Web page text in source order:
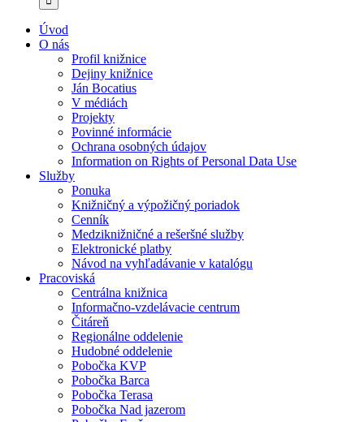
Úvod
O nás
Profil knižnice
Dejiny knižnice
Ján Bocatius
V médiách
Projekty
Povinné informácie
Ochrana osobných údajov
Information on Rights of Personal Data Use
Služby
Ponuka
Knižničný a výpožičný poriadok
Cenník
Medziknižničné a rešeršné služby
Elektronické platby
Návod na vyhľadávanie v katalógu
Pracoviská
Centrálna knižnica
Informačno-vzdelávacie centrum
Čitáreň
Regionálne oddelenie
Hudobné oddelenie
Pobočka KVP
Pobočka Barca
Pobočka Terasa
Pobočka Nad jazerom